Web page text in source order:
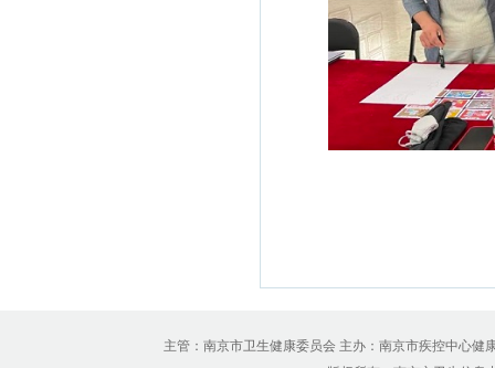
主管：南京市卫生健康委员会 主办：南京市疾控中心